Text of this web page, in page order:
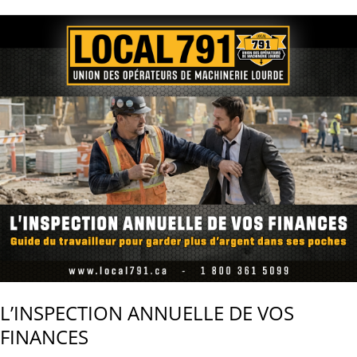
GARDER
C’EST
MIEUX.
L’INSPECTION ANNUELLE DE VOS
FINANCES